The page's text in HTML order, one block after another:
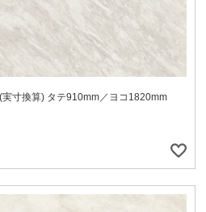
実寸換算) タテ910mm／ヨコ1820mm